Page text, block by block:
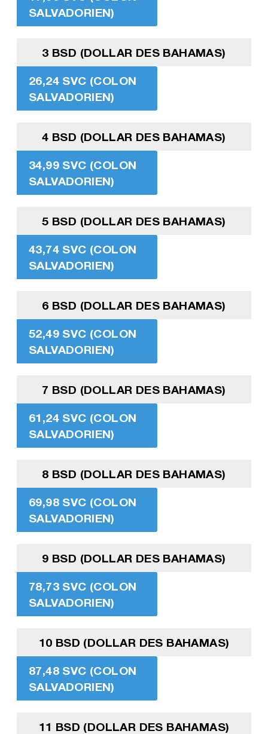
SALVADORIEN)
3 BSD (DOLLAR DES BAHAMAS)
26,24 SVC (COLON
SALVADORIEN)
4 BSD (DOLLAR DES BAHAMAS)
34,99 SVC (COLON
SALVADORIEN)
5 BSD (DOLLAR DES BAHAMAS)
43,74 SVC (COLON
SALVADORIEN)
6 BSD (DOLLAR DES BAHAMAS)
52,49 SVC (COLON
SALVADORIEN)
7 BSD (DOLLAR DES BAHAMAS)
61,24 SVC (COLON
SALVADORIEN)
8 BSD (DOLLAR DES BAHAMAS)
69,98 SVC (COLON
SALVADORIEN)
9 BSD (DOLLAR DES BAHAMAS)
78,73 SVC (COLON
SALVADORIEN)
10 BSD (DOLLAR DES BAHAMAS)
87,48 SVC (COLON
SALVADORIEN)
11 BSD (DOLLAR DES BAHAMAS)